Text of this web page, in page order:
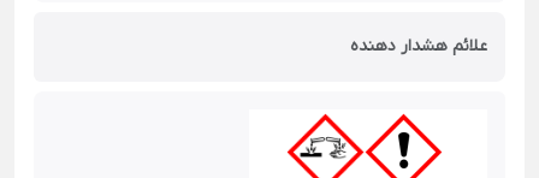
علائم هشدار دهنده